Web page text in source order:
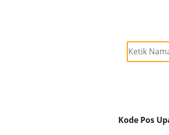
Kode Pos